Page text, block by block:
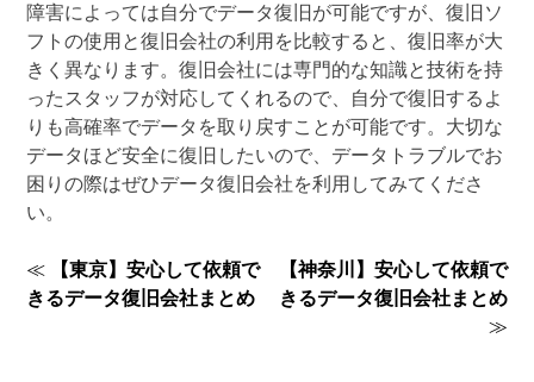
障害によっては自分でデータ復旧が可能ですが、復旧ソ
フトの使用と復旧会社の利用を比較すると、復旧率が大
きく異なります。復旧会社には専門的な知識と技術を持
ったスタッフが対応してくれるので、自分で復旧するよ
りも高確率でデータを取り戻すことが可能です。大切な
データほど安全に復旧したいので、データトラブルでお
困りの際はぜひデータ復旧会社を利用してみてくださ
い。
投
稿
≪
【東京】安心して依頼で
きるデータ復旧会社まとめ
【神奈川】安心して依頼で
きるデータ復旧会社まとめ
≫